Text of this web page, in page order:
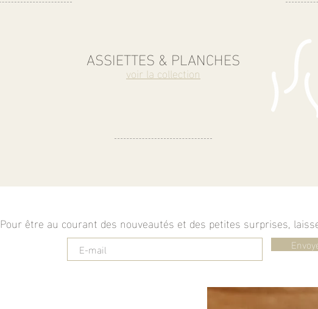
ASSIETTES & PLANCHES
voir la collection
Pour être au courant des nouveautés et des petites surprises,